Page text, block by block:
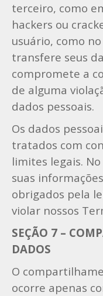
terceiro, como
hackers ou
usuário, como
transfere seus
compromete a
de alguma
dados pessoais.
Os dados
tratados com
limites legais.
suas
obrigados pela
violar nossos
SEÇÃO 7 –
DADOS
O
ocorre apenas